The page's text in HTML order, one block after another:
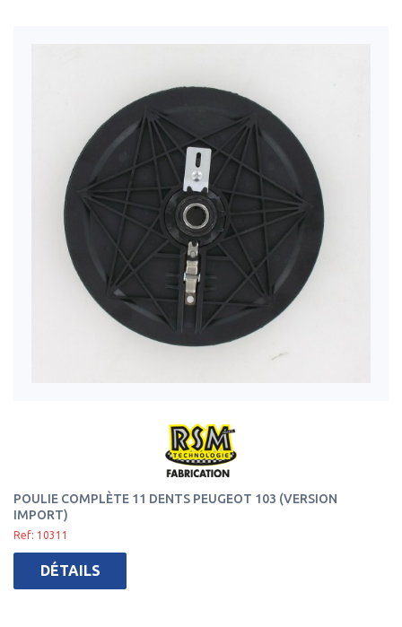
POULIE COMPLÈTE 11 DENTS PEUGEOT 103 (VERSION
IMPORT)
Ref: 10311
DÉTAILS